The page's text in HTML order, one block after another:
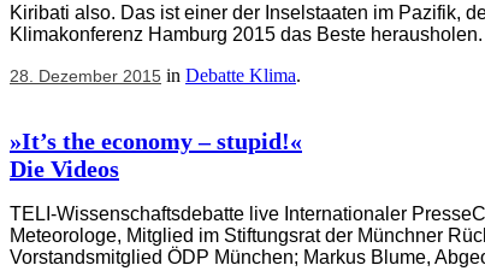
Kiribati also. Das ist einer der Inselstaaten im Pazifik,
Klimakonferenz Hamburg 2015 das Beste
28. Dezember 2015 in Debatte Klima.
»It’s the economy – stupid!«
Die Videos
TELI-Wissenschaftsdebatte live Internationaler
Meteorologe, Mitglied im Stiftungsrat der Münchner
Vorstandsmitglied ÖDP München; Markus Blume,